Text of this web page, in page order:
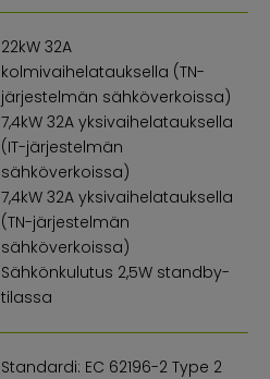
22kW 32A
kolmivaihelatauksella (TN-
järjestelmän sähköverkoissa)
7,4kW 32A yksivaihelatauksella
(IT-järjestelmän
sähköverkoissa)
7,4kW 32A yksivaihelatauksella
(TN-järjestelmän
sähköverkoissa)
Sähkönkulutus 2,5W standby-
tilassa
Standardi: EC 62196-2 Type 2